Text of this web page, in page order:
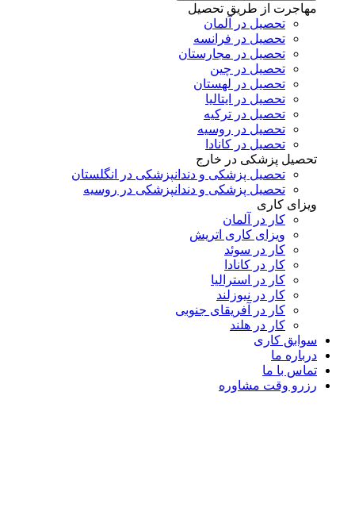
مهاجرت از طریق تحصیل
تحصیل در آلمان
تحصیل در فرانسه
تحصیل در مجارستان
تحصیل در چین
تحصیل در لهستان
تحصیل در ایتالیا
تحصیل در ترکیه
تحصیل در روسیه
تحصیل در کانادا
تحصیل پزشکی در خارج
تحصیل پزشکی و دندانپزشکی در انگلستان
تحصیل پزشکی و دندانپزشکی در روسیه
ویزای کاری
کار در آلمان
ویزای کاری اتریش
کار در سوئد
کار در کانادا
کار در استرالیا
کار در نیوزلند
کار در آفریقای جنوبی
کار در هلند
سوابق کاری
درباره ما
تماس با ما
رزرو وقت مشاوره